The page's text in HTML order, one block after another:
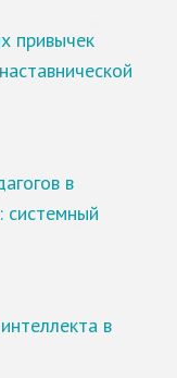
привычек
в
системный
в